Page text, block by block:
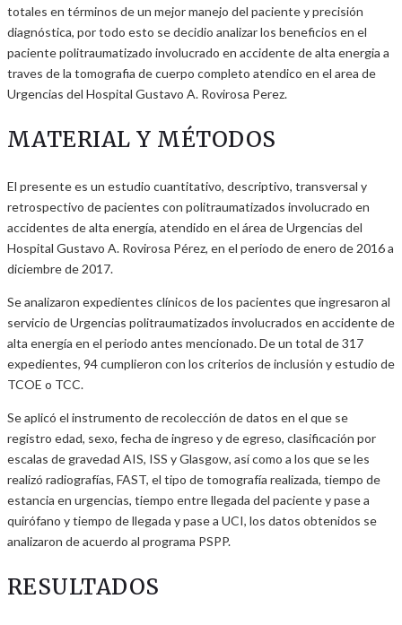
totales en términos de un mejor manejo del paciente y precisión
diagnóstica, por todo esto se decidio analizar los beneficios en el
paciente politraumatizado involucrado en accidente de alta energia a
traves de la tomografia de cuerpo completo atendico en el area de
Urgencias del Hospital Gustavo A. Rovirosa Perez.
MATERIAL Y MÉTODOS
El presente es un estudio cuantitativo, descriptivo, transversal y
retrospectivo de pacientes con politraumatizados involucrado en
accidentes de alta energía, atendido en el área de Urgencias del
Hospital Gustavo A. Rovirosa Pérez, en el periodo de enero de 2016 a
diciembre de 2017.
Se analizaron expedientes clínicos de los pacientes que ingresaron al
servicio de Urgencias politraumatizados involucrados en accidente de
alta energía en el periodo antes mencionado. De un total de 317
expedientes, 94 cumplieron con los criterios de inclusión y estudio de
TCOE o TCC.
Se aplicó el instrumento de recolección de datos en el que se
registro edad, sexo, fecha de ingreso y de egreso, clasificación por
escalas de gravedad AIS, ISS y Glasgow, así como a los que se les
realizó radiografías, FAST, el tipo de tomografía realizada, tiempo de
estancia en urgencias, tiempo entre llegada del paciente y pase a
quirófano y tiempo de llegada y pase a UCI, los datos obtenidos se
analizaron de acuerdo al programa PSPP.
RESULTADOS